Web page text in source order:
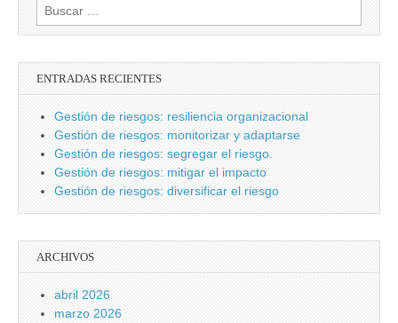
Buscar:
ENTRADAS RECIENTES
Gestión de riesgos: resiliencia organizacional
Gestión de riesgos: monitorizar y adaptarse
Gestión de riesgos: segregar el riesgo.
Gestión de riesgos: mitigar el impacto
Gestión de riesgos: diversificar el riesgo
ARCHIVOS
abril 2026
marzo 2026